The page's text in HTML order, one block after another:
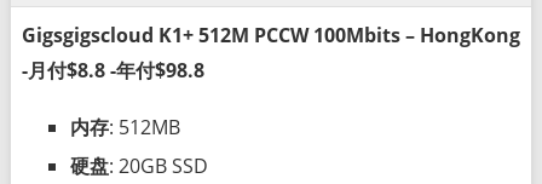
Gigsgigscloud K1+ 512M PCCW 100Mbits – HongKong
-月付$8.8 -年付$98.8
内存: 512MB
硬盘: 20GB SSD